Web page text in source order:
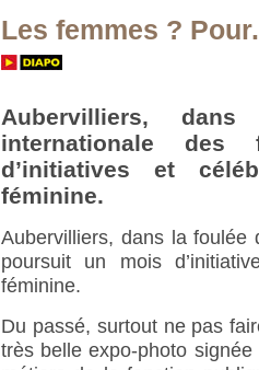
Les femmes ?
Aubervilliers,
internationale
d’initiatives et
féminine.
Aubervilliers, dans la foulée
poursuit un mois
féminine.
Du passé, surtout ne pas
très belle expo-photo